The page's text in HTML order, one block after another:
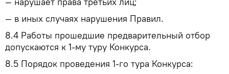
— в иных случаях нарушения Правил.
8.4 Работы прошедшие предварительный отбор
допускаются к 1-му туру Конкурса.
8.5 Порядок проведения 1-го тура Конкурса: